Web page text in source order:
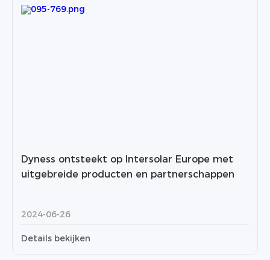
Dyness ontsteekt op Intersolar Europe met
uitgebreide producten en partnerschappen
2024-06-26
Details bekijken